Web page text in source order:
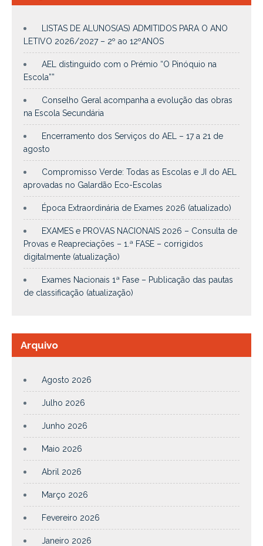
LISTAS DE ALUNOS(AS) ADMITIDOS PARA O ANO
LETIVO 2026/2027 – 2º ao 12ºANOS
AEL distinguido com o Prémio “O Pinóquio na
Escola””
Conselho Geral acompanha a evolução das obras
na Escola Secundária
Encerramento dos Serviços do AEL – 17 a 21 de
agosto
Compromisso Verde: Todas as Escolas e JI do AEL
aprovadas no Galardão Eco-Escolas
Época Extraordinária de Exames 2026 (atualizado)
EXAMES e PROVAS NACIONAIS 2026 – Consulta de
Provas e Reapreciações – 1.ª FASE – corrigidos
digitalmente (atualização)
Exames Nacionais 1ª Fase – Publicação das pautas
de classificação (atualização)
Arquivo
Agosto 2026
Julho 2026
Junho 2026
Maio 2026
Abril 2026
Março 2026
Fevereiro 2026
Janeiro 2026